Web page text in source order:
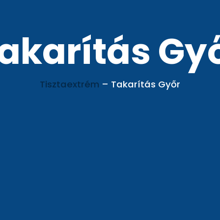
Tisztaextrém – Takarítás Győr